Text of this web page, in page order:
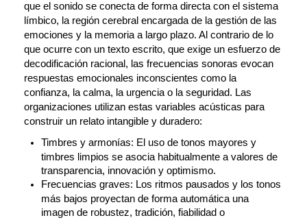
que el sonido se conecta de forma directa con el sistema
límbico, la región cerebral encargada de la gestión de las
emociones y la memoria a largo plazo. Al contrario de lo
que ocurre con un texto escrito, que exige un esfuerzo de
decodificación racional, las frecuencias sonoras evocan
respuestas emocionales inconscientes como la
confianza, la calma, la urgencia o la seguridad. Las
organizaciones utilizan estas variables acústicas para
construir un relato intangible y duradero:
Timbres y armonías: El uso de tonos mayores y
timbres limpios se asocia habitualmente a valores de
transparencia, innovación y optimismo.
Frecuencias graves: Los ritmos pausados y los tonos
más bajos proyectan de forma automática una
imagen de robustez, tradición, fiabilidad o